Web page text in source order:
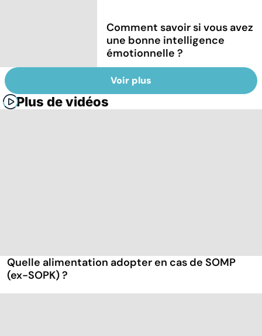
Comment savoir si vous avez
une bonne intelligence
émotionnelle ?
Voir plus
Plus de vidéos
Quelle alimentation adopter en cas de SOMP
(ex-SOPK) ?